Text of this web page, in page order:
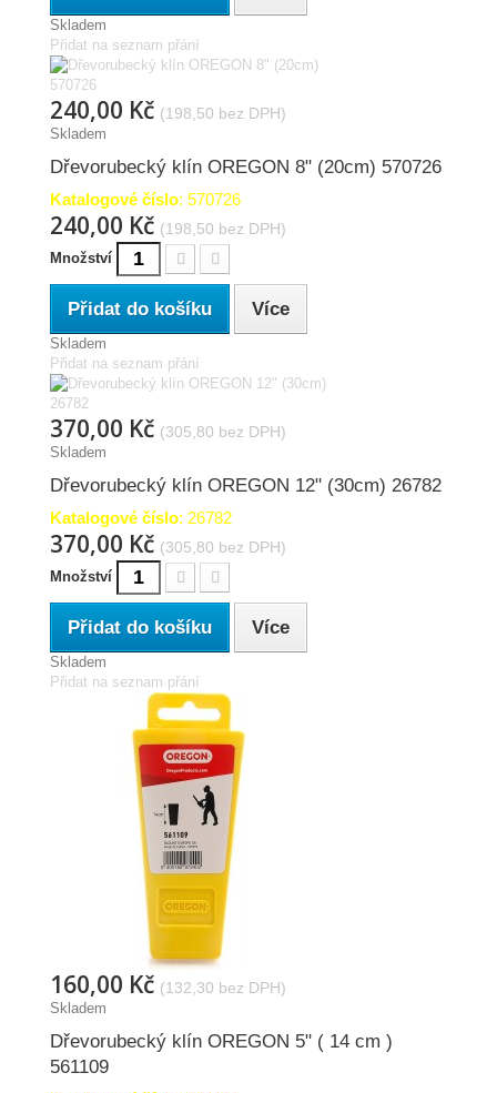
Skladem
Přidat na seznam přání
240,00 Kč (198,50 bez DPH)
Skladem
Dřevorubecký klín OREGON 8" (20cm) 570726
Katalogové číslo: 570726
240,00 Kč (198,50 bez DPH)
Množství
Přidat do košíku Více
Skladem
Přidat na seznam přání
370,00 Kč (305,80 bez DPH)
Skladem
Dřevorubecký klín OREGON 12" (30cm) 26782
Katalogové číslo: 26782
370,00 Kč (305,80 bez DPH)
Množství
Přidat do košíku Více
Skladem
Přidat na seznam přání
160,00 Kč (132,30 bez DPH)
Skladem
Dřevorubecký klín OREGON 5" ( 14 cm )
561109